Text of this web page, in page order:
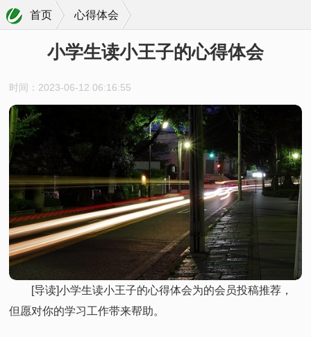
首页 心得体会
小学生读小王子的心得体会
时间：2023-06-12 06:16:55
[导读]小学生读小王子的心得体会为的会员投稿推荐，
但愿对你的学习工作带来帮助。